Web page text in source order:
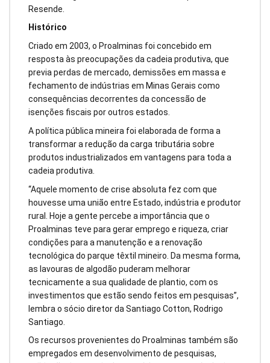
Resende.
Histórico
Criado em 2003, o Proalminas foi concebido em
resposta às preocupações da cadeia produtiva, que
previa perdas de mercado, demissões em massa e
fechamento de indústrias em Minas Gerais como
consequências decorrentes da concessão de
isenções fiscais por outros estados.
A política pública mineira foi elaborada de forma a
transformar a redução da carga tributária sobre
produtos industrializados em vantagens para toda a
cadeia produtiva.
“Aquele momento de crise absoluta fez com que
houvesse uma união entre Estado, indústria e produtor
rural. Hoje a gente percebe a importância que o
Proalminas teve para gerar emprego e riqueza, criar
condições para a manutenção e a renovação
tecnológica do parque têxtil mineiro. Da mesma forma,
as lavouras de algodão puderam melhorar
tecnicamente a sua qualidade de plantio, com os
investimentos que estão sendo feitos em pesquisas”,
lembra o sócio diretor da Santiago Cotton, Rodrigo
Santiago.
Os recursos provenientes do Proalminas também são
empregados em desenvolvimento de pesquisas,